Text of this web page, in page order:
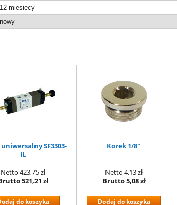
12 miesięcy
nowy
SF3303-
IL
Netto 423,75 zł
521,21 zł
do koszyka
Korek 1/8″
Netto 4,13 zł
Brutto5,08 zł
Dodaj do koszyka